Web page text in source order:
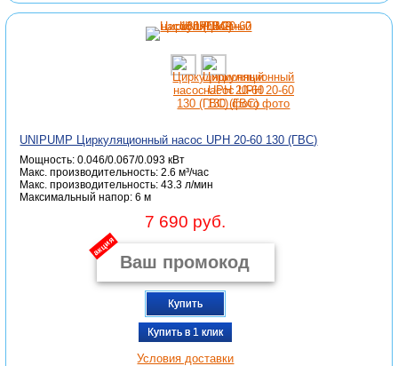
UNIPUMP Циркуляционный насос UPH 20-60 130 (ГВС)
Мощность: 0.046/0.067/0.093 кВт
Макс. производительность: 2.6 м³/час
Макc. производительность: 43.3 л/мин
Максимальный напор: 6 м
7 690 руб.
акция
Купить
Купить в 1 клик
Условия доставки